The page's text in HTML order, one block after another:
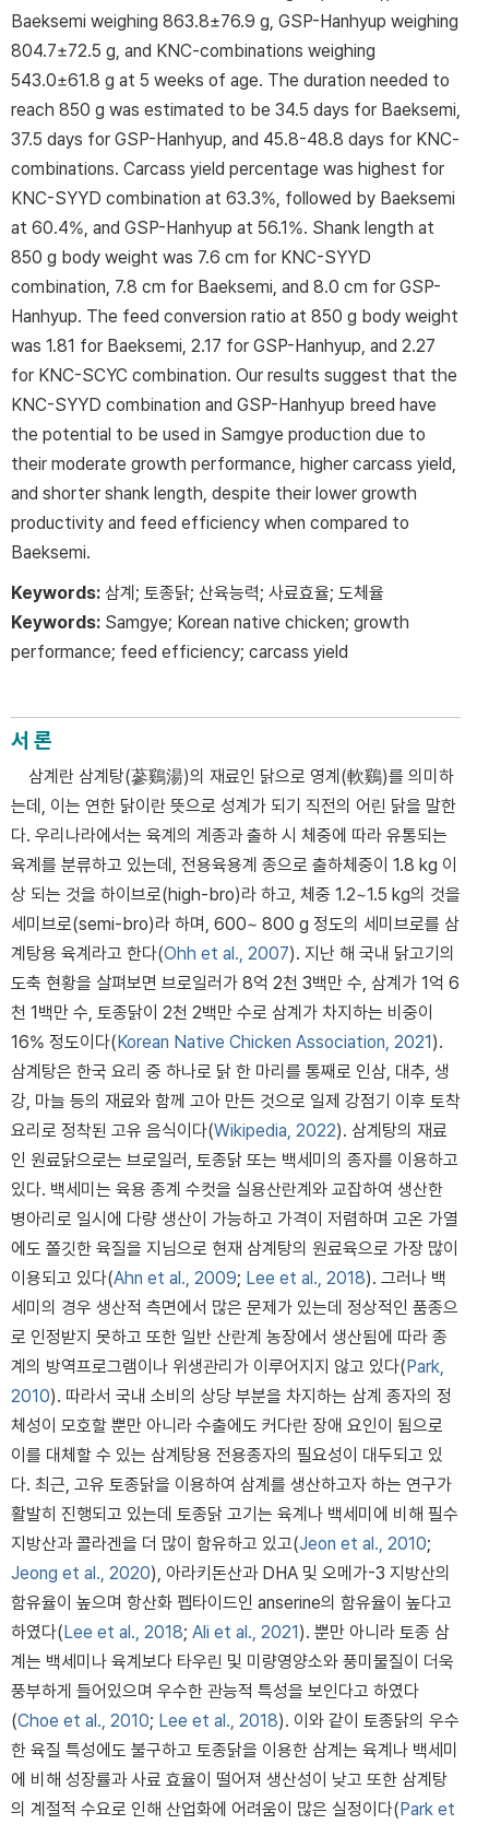
Baeksemi weighing 863.8±76.9 g, GSP-Hanhyup weighing
804.7±72.5 g, and KNC-combinations weighing
543.0±61.8 g at 5 weeks of age. The duration needed to
reach 850 g was estimated to be 34.5 days for Baeksemi,
37.5 days for GSP-Hanhyup, and 45.8-48.8 days for KNC-
combinations. Carcass yield percentage was highest for
KNC-SYYD combination at 63.3%, followed by Baeksemi
at 60.4%, and GSP-Hanhyup at 56.1%. Shank length at
850 g body weight was 7.6 cm for KNC-SYYD
combination, 7.8 cm for Baeksemi, and 8.0 cm for GSP-
Hanhyup. The feed conversion ratio at 850 g body weight
was 1.81 for Baeksemi, 2.17 for GSP-Hanhyup, and 2.27
for KNC-SCYC combination. Our results suggest that the
KNC-SYYD combination and GSP-Hanhyup breed have
the potential to be used in Samgye production due to
their moderate growth performance, higher carcass yield,
and shorter shank length, despite their lower growth
productivity and feed efficiency when compared to
Baeksemi.
Keywords: 삼계; 토종닭; 산육능력; 사료효율; 도체율
Keywords: Samgye; Korean native chicken; growth
performance; feed efficiency; carcass yield
서 론
삼계란 삼계탕(蔘鷄湯)의 재료인 닭으로 영계(軟鷄)를 의미하
는데, 이는 연한 닭이란 뜻으로 성계가 되기 직전의 어린 닭을 말한
다. 우리나라에서는 육계의 계종과 출하 시 체중에 따라 유통되는
육계를 분류하고 있는데, 전용육용계 종으로 출하체중이 1.8 kg 이
상 되는 것을 하이브로(high-bro)라 하고, 체중 1.2~1.5 kg의 것을
세미브로(semi-bro)라 하며, 600~ 800 g 정도의 세미브로를 삼
계탕용 육계라고 한다(Ohh et al., 2007). 지난 해 국내 닭고기의
도축 현황을 살펴보면 브로일러가 8억 2천 3백만 수, 삼계가 1억 6
천 1백만 수, 토종닭이 2천 2백만 수로 삼계가 차지하는 비중이
16% 정도이다(Korean Native Chicken Association, 2021).
삼계탕은 한국 요리 중 하나로 닭 한 마리를 통째로 인삼, 대추, 생
강, 마늘 등의 재료와 함께 고아 만든 것으로 일제 강점기 이후 토착
요리로 정착된 고유 음식이다(Wikipedia, 2022). 삼계탕의 재료
인 원료닭으로는 브로일러, 토종닭 또는 백세미의 종자를 이용하고
있다. 백세미는 육용 종계 수컷을 실용산란계와 교잡하여 생산한
병아리로 일시에 다량 생산이 가능하고 가격이 저렴하며 고온 가열
에도 쫄깃한 육질을 지님으로 현재 삼계탕의 원료육으로 가장 많이
이용되고 있다(Ahn et al., 2009; Lee et al., 2018). 그러나 백
세미의 경우 생산적 측면에서 많은 문제가 있는데 정상적인 품종으
로 인정받지 못하고 또한 일반 산란계 농장에서 생산됨에 따라 종
계의 방역프로그램이나 위생관리가 이루어지지 않고 있다(Park,
2010). 따라서 국내 소비의 상당 부분을 차지하는 삼계 종자의 정
체성이 모호할 뿐만 아니라 수출에도 커다란 장애 요인이 됨으로
이를 대체할 수 있는 삼계탕용 전용종자의 필요성이 대두되고 있
다. 최근, 고유 토종닭을 이용하여 삼계를 생산하고자 하는 연구가
활발히 진행되고 있는데 토종닭 고기는 육계나 백세미에 비해 필수
지방산과 콜라겐을 더 많이 함유하고 있고(Jeon et al., 2010;
Jeong et al., 2020), 아라키돈산과 DHA 및 오메가-3 지방산의
함유율이 높으며 항산화 펩타이드인 anserine의 함유율이 높다고
하였다(Lee et al., 2018; Ali et al., 2021). 뿐만 아니라 토종 삼
계는 백세미나 육계보다 타우린 및 미량영양소와 풍미물질이 더욱
풍부하게 들어있으며 우수한 관능적 특성을 보인다고 하였다
(Choe et al., 2010; Lee et al., 2018). 이와 같이 토종닭의 우수
한 육질 특성에도 불구하고 토종닭을 이용한 삼계는 육계나 백세미
에 비해 성장률과 사료 효율이 떨어져 생산성이 낮고 또한 삼계탕
의 계절적 수요로 인해 산업화에 어려움이 많은 실정이다(Park et